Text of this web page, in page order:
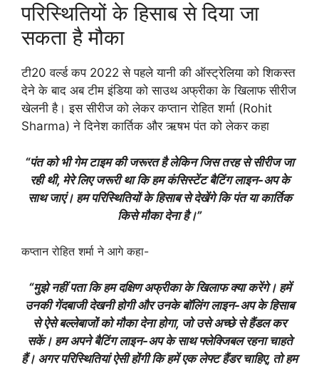
परिस्थितियों के हिसाब से दिया जा
सकता है मौका
टी20 वर्ल्ड कप 2022 से पहले यानी की ऑस्ट्रेलिया को शिकस्त
देने के बाद अब टीम इंडिया को साउथ अफ्रीका के खिलाफ सीरीज
खेलनी है। इस सीरीज को लेकर कप्तान रोहित शर्मा (Rohit
Sharma) ने दिनेश कार्तिक और ऋषभ पंत को लेकर कहा
“पंत को भी गेम टाइम की जरूरत है लेकिन जिस तरह से सीरीज जा
रही थी, मेरे लिए जरूरी था कि हम कंसिस्टेंट बैटिंग लाइन-अप के
साथ जाएं। हम परिस्थितियों के हिसाब से देखेंगे कि पंत या कार्तिक
किसे मौका देना है।”
कप्तान रोहित शर्मा ने आगे कहा-
“मुझे नहीं पता कि हम दक्षिण अफ्रीका के खिलाफ क्या करेंगे। हमें
उनकी गेंदबाजी देखनी होगी और उनके बॉलिंग लाइन-अप के हिसाब
से ऐसे बल्लेबाजों को मौका देना होगा, जो उसे अच्छे से हैंडल कर
सकें। हम अपने बैटिंग लाइन-अप के साथ फ्लेक्जिबल रहना चाहते
हैं। अगर परिस्थितियां ऐसी होंगी कि हमें एक लेफ्ट हैंडर चाहिए, तो हम